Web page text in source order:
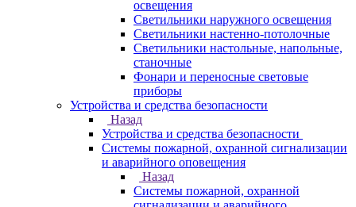
освещения
Светильники наружного освещения
Светильники настенно-потолочные
Светильники настольные, напольные,
станочные
Фонари и переносные световые
приборы
Устройства и средства безопасности
Назад
Устройства и средства безопасности
Системы пожарной, охранной сигнализации
и аварийного оповещения
Назад
Системы пожарной, охранной